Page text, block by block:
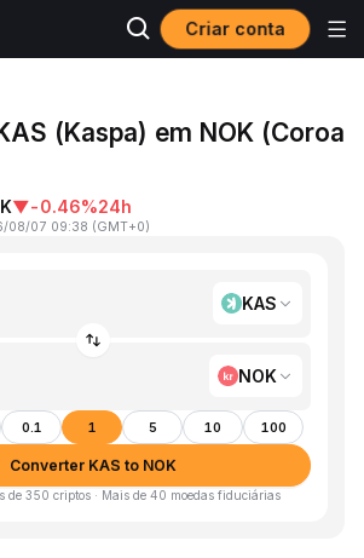
Criar conta
(Kaspa) em NOK (Coroa
▼-0.46%24h
08/07 09:38 (GMT+0)
KAS
NOK
0.1 1 5 10 100
Converter KAS to NOK
de 350 criptos · Mais de 40 moedas fiduciárias